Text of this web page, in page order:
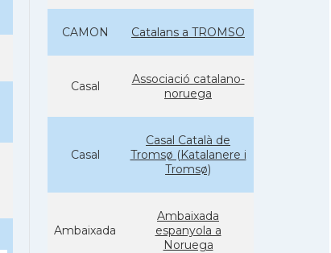
CAMON Catalans a TROMSO
Casal
Associació catalano-
noruega
Casal
Casal Català de
Tromsø (Katalanere i
Tromsø)
Ambaixada
Ambaixada
espanyola a
Noruega